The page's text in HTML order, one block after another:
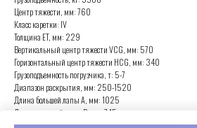
Центр тяжести, мм: 760
Класс каретки: IV
Толщина ET, мм: 229
Вертикальный центр тяжести VCG, мм: 570
Горизонтальный центр тяжести HCG, мм: 340
Грузоподъемность погрузчика, т: 5-7
Диапазон раскрытия, мм: 250-1520
Длина большей лапы A, мм: 1025
Длина меньшей лапы B, мм: 745
Толщина лап C, мм: 65